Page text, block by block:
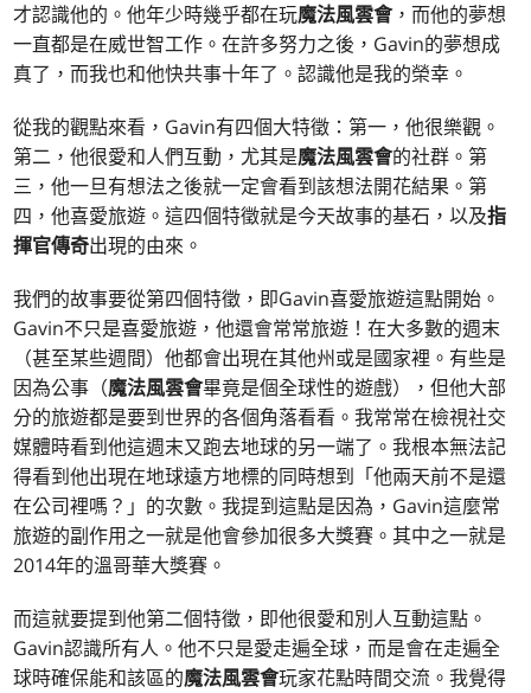
才認識他的。他年少時幾乎都在玩魔法風雲會，而他的夢想
一直都是在威世智工作。在許多努力之後，Gavin的夢想成
真了，而我也和他快共事十年了。認識他是我的榮幸。
從我的觀點來看，Gavin有四個大特徵：第一，他很樂觀。
第二，他很愛和人們互動，尤其是魔法風雲會的社群。第
三，他一旦有想法之後就一定會看到該想法開花結果。第
四，他喜愛旅遊。這四個特徵就是今天故事的基石，以及指
揮官傳奇出現的由來。
我們的故事要從第四個特徵，即Gavin喜愛旅遊這點開始。
Gavin不只是喜愛旅遊，他還會常常旅遊！在大多數的週末
（甚至某些週間）他都會出現在其他州或是國家裡。有些是
因為公事（魔法風雲會畢竟是個全球性的遊戲），但他大部
分的旅遊都是要到世界的各個角落看看。我常常在檢視社交
媒體時看到他這週末又跑去地球的另一端了。我根本無法記
得看到他出現在地球遠方地標的同時想到「他兩天前不是還
在公司裡嗎？」的次數。我提到這點是因為，Gavin這麼常
旅遊的副作用之一就是他會參加很多大獎賽。其中之一就是
2014年的溫哥華大獎賽。
而這就要提到他第二個特徵，即他很愛和別人互動這點。
Gavin認識所有人。他不只是愛走遍全球，而是會在走遍全
球時確保能和該區的魔法風雲會玩家花點時間交流。我覺得